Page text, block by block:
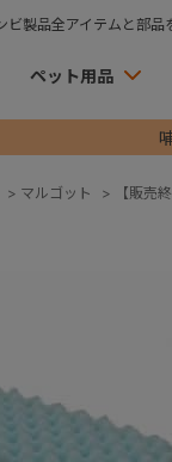
ビ製品全アイテムと部品
ペット用品
> マルゴット > 【販売